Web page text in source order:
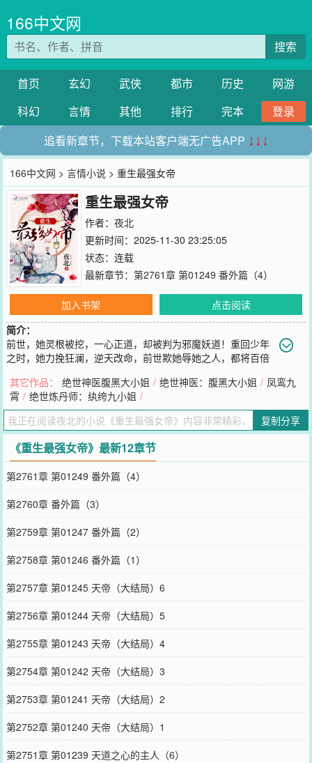
166中文网
搜索
首页 玄幻 武侠 都市 历史
网游
科幻
言情 其他 排行 完本
登录
追看新章节，下载本站客户端无广告APP ↓↓↓
166中文网 >言情小说 > 重生最强女帝
重生最强女帝
作者： 夜北
更新时间：2025-11-30 23:25:05
状态：连载
最新章节： 第2761章 第01249 番外篇（4）
加入书架
点击阅读
简介：
前世，她灵根被挖，一心正道，却被判为邪魔妖道！重回少年
之时，她力挽狂澜，逆天改命，前世欺她辱她之人，都将百倍
间规矩不能束她分毫，这一世，她要杀出自己的正道！他是众人敬仰
的神帝，高冷孤傲，却夜夜潜入香闺逼她给自己生娃，“小家伙，考虑
好了吗？”“我可以拒绝吗？”“你可以选择生一个还是生两个。”“为什么
一定要是我！”“因为你偷了我的心！”
您要是觉得《重生最强女帝》还不错的话请不要忘记向您QQ群和微博
微信里的朋友推荐哦！
其它作品： 绝世神医腹黑大小姐 / 绝世神医：腹黑大小姐 / 凤鸾九
霄 / 绝世炼丹师：纨绔九小姐 /
复制分享
《重生最强女帝》最新12章节
第2761章 第01249 番外篇（4）
第2760章 番外篇（3）
第2759章 第01247 番外篇（2）
第2758章 第01246 番外篇（1）
第2757章 第01245 天帝（大结局）6
第2756章 第01244 天帝（大结局）5
第2755章 第01243 天帝（大结局）4
第2754章 第01242 天帝（大结局）3
第2753章 第01241 天帝（大结局）2
第2752章 第01240 天帝（大结局）1
第2751章 第01239 天道之心的主人（6）